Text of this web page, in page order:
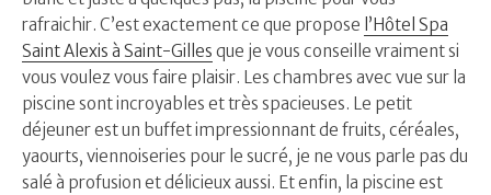
rafraichir. C’est exactement ce que propose l’Hôtel Spa
Saint Alexis à Saint-Gilles que je vous conseille vraiment si
vous voulez vous faire plaisir. Les chambres avec vue sur la
piscine sont incroyables et très spacieuses. Le petit
déjeuner est un buffet impressionnant de fruits, céréales,
yaourts, viennoiseries pour le sucré, je ne vous parle pas du
salé à profusion et délicieux aussi. Et enfin, la piscine est